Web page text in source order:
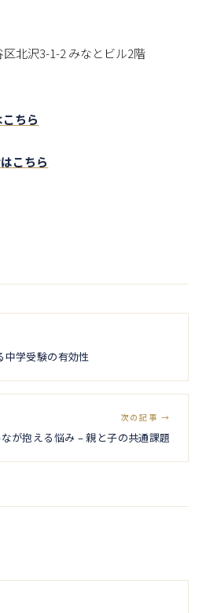
北沢3-1-2 みなとビル2階
ちら
こちら
中学受験の有効性
次の記事 →
が抱える悩み – 親と子の共通課題